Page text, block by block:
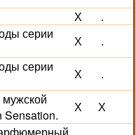
Х
.
серии
Х .
серии
Х .
Sensation.
Х Х